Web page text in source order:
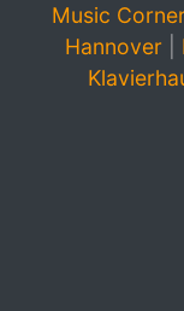
Music
Hannover